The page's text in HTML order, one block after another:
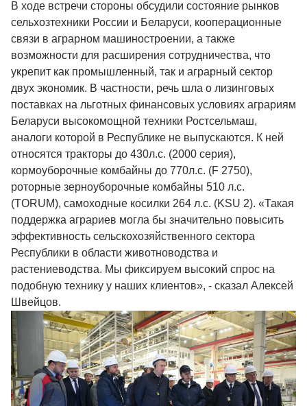
В ходе встречи стороны обсудили состояние рынков
сельхозтехники России и Беларуси, кооперационные
связи в аграрном машиностроении, а также
возможности для расширения сотрудничества, что
укрепит как промышленный, так и аграрный сектор
двух экономик. В частности, речь шла о лизинговых
поставках на льготных финансовых условиях аграриям
Беларуси высокомощной техники Ростсельмаш,
аналоги которой в Республике не выпускаются. К ней
относятся тракторы до 430л.с. (2000 серия),
кормоуборочные комбайны до 770л.с. (F 2750),
роторные зерноуборочные комбайны 510 л.с.
(TORUM), самоходные косилки 264 л.с. (KSU 2). «Такая
поддержка аграриев могла бы значительно повысить
эффективность сельскохозяйственного сектора
Республики в области животноводства и
растениеводства. Мы фиксируем высокий спрос на
подобную технику у наших клиентов», - сказал Алексей
Швейцов.